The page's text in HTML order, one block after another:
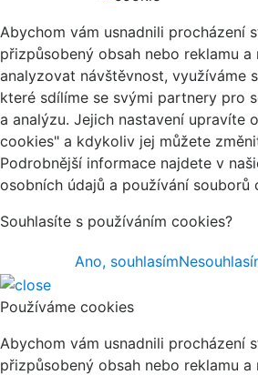
Abychom vám usnadnili procházení
přizpůsobený obsah nebo reklamu a
analyzovat návštěvnost, využíváme
které sdílíme se svými partnery pro
a analýzu. Jejich nastavení upravíte
cookies" a kdykoliv jej můžete
Podrobnější informace najdete v
osobních údajů a používání souborů
Souhlasíte s používáním cookies?
Ano, souhlasím
Používáme cookies
Abychom vám usnadnili procházení
přizpůsobený obsah nebo reklamu a